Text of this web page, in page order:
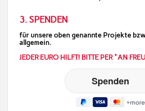
3. SPENDEN
für unsere oben genannte Projekte
allgemein.
JEDER EURO HILFT! BITTE PER "AN